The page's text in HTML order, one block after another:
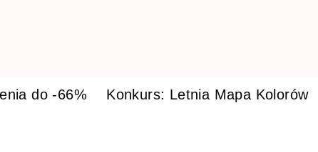
do -66% Konkurs: Letnia Mapa Kolorów